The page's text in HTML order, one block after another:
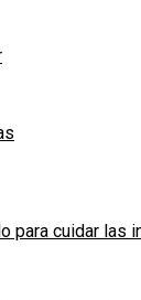
para cuidar las